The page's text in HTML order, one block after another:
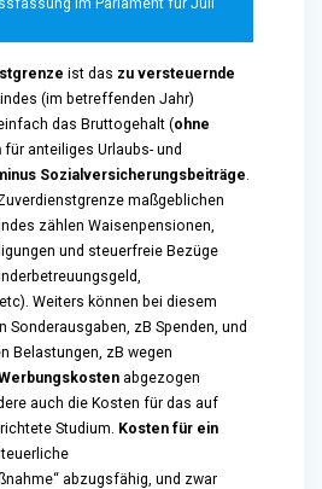
im Parlament für Juli
ist das zu versteuernde
(im betreffenden Jahr)
das Bruttogehalt (ohne
für anteiliges Urlaubs- und
Sozialversicherungsbeiträge.
maßgeblichen
zählen Waisenpensionen,
und steuerfreie Bezüge
Weiters können bei diesem
Sonderausgaben, zB Spenden, und
Belastungen, zB wegen
abgezogen
auch die Kosten für das auf
Studium. Kosten für ein
abzugsfähig, und zwar